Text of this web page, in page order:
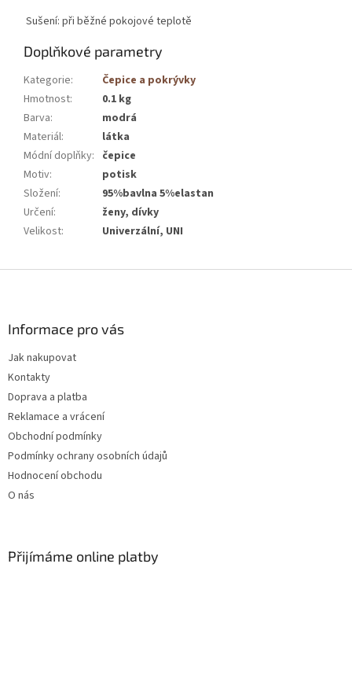
Sušení: při běžné pokojové teplotě
Doplňkové parametry
Kategorie:
Čepice a pokrývky
Hmotnost:
0.1 kg
Barva:
modrá
Materiál:
látka
Módní doplňky: čepice
Motiv:
potisk
Složení:
95%bavlna 5%elastan
Určení:
ženy, dívky
Velikost: Univerzální, UNI
Informace pro vás
Jak nakupovat
Kontakty
Doprava a platba
Reklamace a vrácení
Obchodní podmínky
Podmínky ochrany osobních údajů
Hodnocení obchodu
O nás
Přijímáme online platby